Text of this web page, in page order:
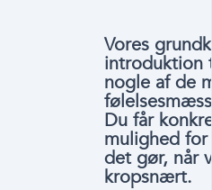
Vores
introduktion
nogle af de
Du får
mulighed
det gør, når
kropsnært.